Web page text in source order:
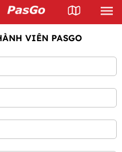
VIÊN PASGO